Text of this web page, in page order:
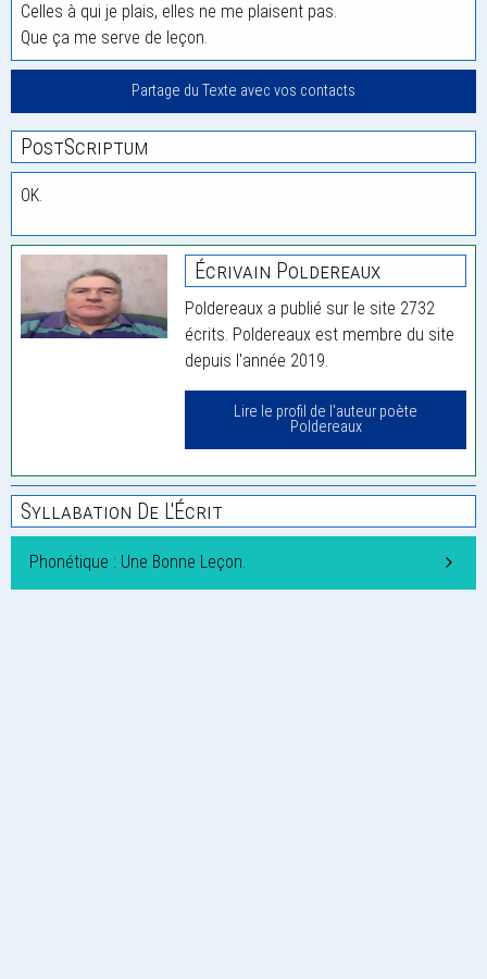
Celles à qui je plais, elles ne me plaisent pas.
Que ça me serve de leçon.
Partage du Texte avec vos contacts
PostScriptum
OK.
Écrivain Poldereaux
Poldereaux a publié sur le site 2732
écrits. Poldereaux est membre du site
depuis l'année 2019.
Lire le profil de l'auteur poète
Poldereaux
Syllabation De L'Écrit
Phonétique : Une Bonne Leçon.